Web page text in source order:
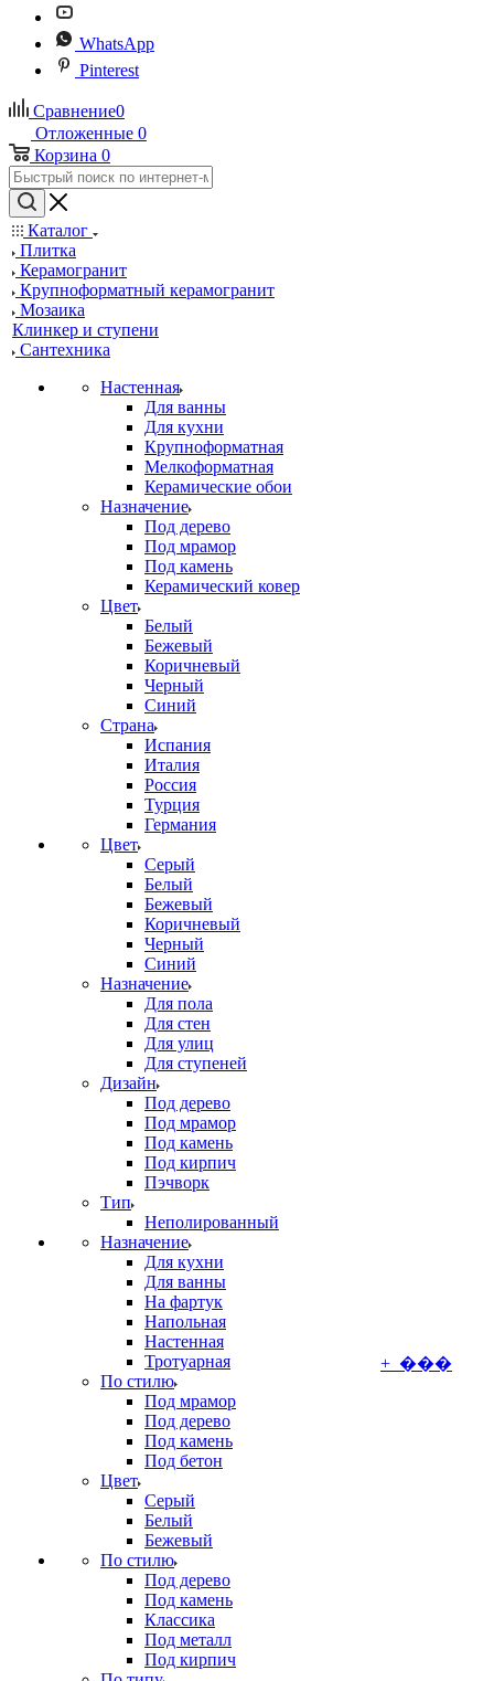
WhatsApp
Pinterest
Сравнение0
Отложенные 0
Корзина 0
Каталог
Плитка
Керамогранит
Крупноформатный керамогранит
Мозаика
Клинкер и ступени
Сантехника
Настенная
Для ванны
Для кухни
Крупноформатная
Мелкоформатная
Керамические обои
Назначение
Под дерево
Под мрамор
Под камень
Керамический ковер
Цвет
Белый
Бежевый
Коричневый
Черный
Синий
Страна
Испания
Италия
Россия
Турция
Германия
Цвет
Серый
Белый
Бежевый
Коричневый
Черный
Синий
Назначение
Для пола
Для стен
Для улиц
Для ступеней
Дизайн
Под дерево
Под мрамор
Под камень
Под кирпич
Пэчворк
Тип
Неполированный
Назначение
Для кухни
Для ванны
На фартук
Напольная
Настенная
Тротуарная
По стилю
Под мрамор
Под дерево
Под камень
Под бетон
Цвет
Серый
Белый
Бежевый
По стилю
Под дерево
Под камень
Классика
Под металл
Под кирпич
+ ���